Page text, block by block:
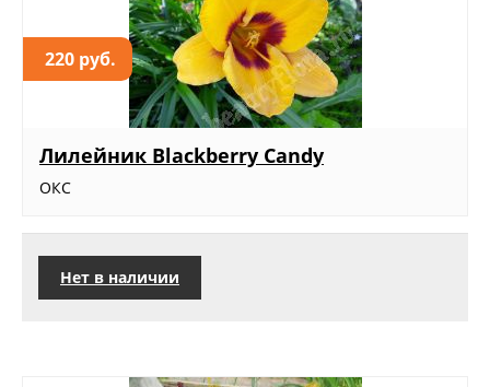
220 руб.
Лилейник Blackberry Candy
ОКС
Нет в наличии